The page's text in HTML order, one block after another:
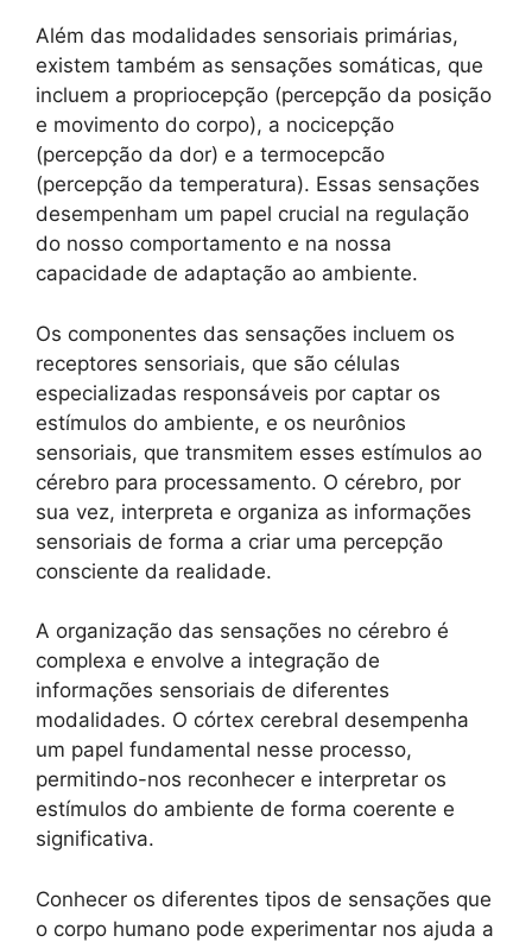
Além das modalidades sensoriais primárias,
existem também as sensações somáticas, que
incluem a propriocepção (percepção da posição
e movimento do corpo), a nocicepção
(percepção da dor) e a termocepcão
(percepção da temperatura). Essas sensações
desempenham um papel crucial na regulação
do nosso comportamento e na nossa
capacidade de adaptação ao ambiente.
Os componentes das sensações incluem os
receptores sensoriais, que são células
especializadas responsáveis por captar os
estímulos do ambiente, e os neurônios
sensoriais, que transmitem esses estímulos ao
cérebro para processamento. O cérebro, por
sua vez, interpreta e organiza as informações
sensoriais de forma a criar uma percepção
consciente da realidade.
A organização das sensações no cérebro é
complexa e envolve a integração de
informações sensoriais de diferentes
modalidades. O córtex cerebral desempenha
um papel fundamental nesse processo,
permitindo-nos reconhecer e interpretar os
estímulos do ambiente de forma coerente e
significativa.
Conhecer os diferentes tipos de sensações que
o corpo humano pode experimentar nos ajuda a